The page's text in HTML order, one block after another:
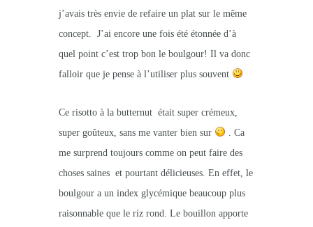
j’avais très envie de refaire un plat sur le même
concept. J’ai encore une fois été étonnée d’à
quel point c’est trop bon le boulgour! Il va donc
falloir que je pense à l’utiliser plus souvent
Ce risotto à la butternut était super crémeux,
super goûteux, sans me vanter bien sur
. Ca
me surprend toujours comme on peut faire des
choses saines et pourtant délicieuses. En effet, le
boulgour a un index glycémique beaucoup plus
raisonnable que le riz rond. Le bouillon apporte